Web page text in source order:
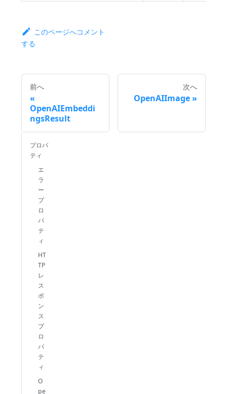
このページへコメント
する
前へ
OpenAIEmbeddi
ngsResult
次へ
OpenAIImage
プロパ
ティ
エ
ラ
ー
プ
ロ
パ
テ
ィ
HT
TP
レ
ス
ポ
ン
ス
プ
ロ
パ
テ
ィ
O
pe